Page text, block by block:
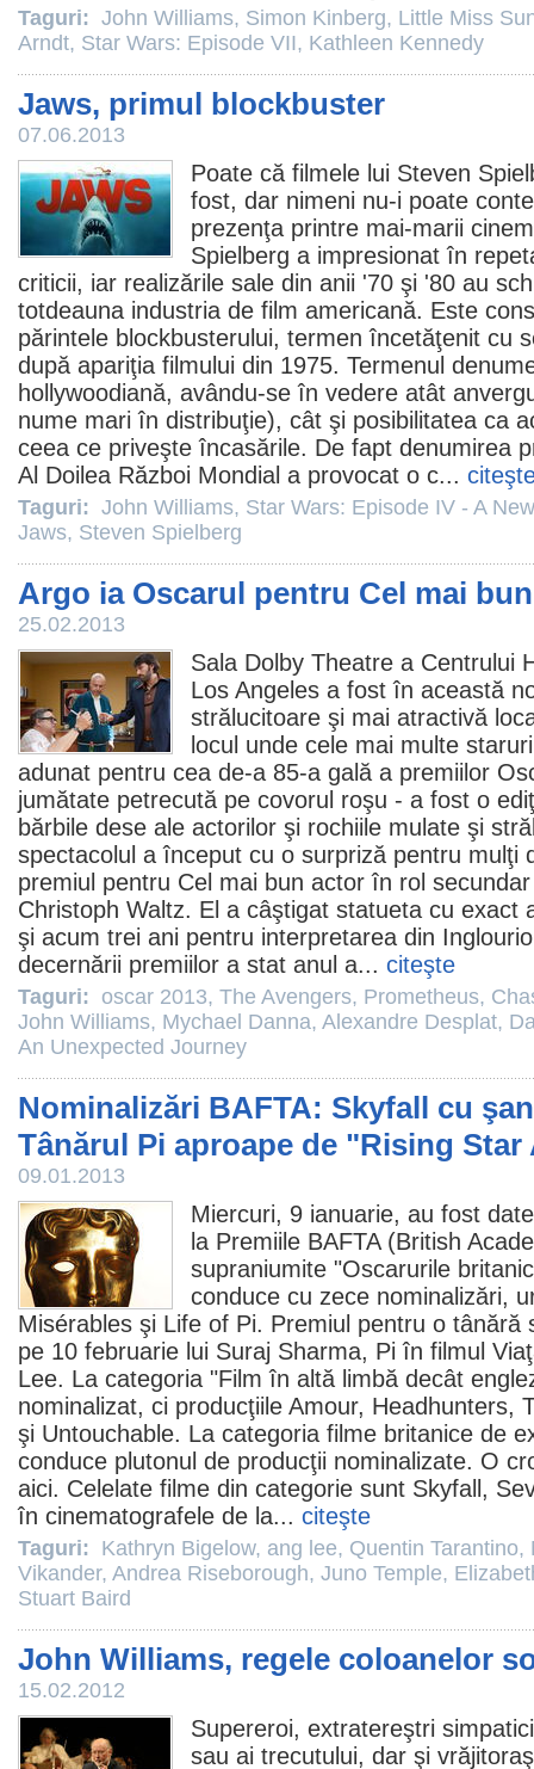
Taguri: John Williams, Simon Kinberg, Little Miss
Arndt, Star Wars: Episode VII, Kathleen Kennedy
Jaws, primul blockbuster
07.06.2013
Poate că filmele lui Steven
fost, dar nimeni nu-i poate
prezenţa printre mai-marii
Spielberg a impresionat în
criticii, iar realizările sale din anii '70 şi '80 au
totdeauna industria de film americană. Este
părintele blockbusterului, termen încetăţenit cu
după apariţia filmului din 1975. Termenul
hollywoodiană, avându-se în vedere atât
nume mari în distribuţie), cât şi posibilitatea ca
ceea ce priveşte încasările. De fapt denumirea
Al Doilea Război Mondial a provocat o c...
Taguri: John Williams, Star Wars: Episode IV - A
Jaws, Steven Spielberg
Argo ia Oscarul pentru Cel mai
25.02.2013
Sala Dolby Theatre a Centrului
Los Angeles a fost în această
strălucitoare şi mai atractivă
locul unde cele mai multe
adunat pentru cea de-a 85-a gală a premiilor
jumătate petrecută pe covorul roşu - a fost o
bărbile dese ale actorilor şi rochiile mulate şi
spectacolul a început cu o surpriză pentru mulţi
premiul pentru Cel mai bun actor în rol
Christoph Waltz. El a câştigat statueta cu exact
şi acum trei ani pentru interpretarea din
decernării premiilor a stat anul a... citeşte
Taguri: oscar 2013, The Avengers, Prometheus,
John Williams, Mychael Danna, Alexandre Desplat,
An Unexpected Journey
Nominalizări BAFTA: Skyfall cu
Tânărul Pi aproape de "Rising Star
09.01.2013
Miercuri, 9 ianuarie, au fost
la Premiile BAFTA (British
supraniumite "Oscarurile
conduce cu zece nominalizări,
Misérables şi Life of Pi. Premiul pentru o tânără
pe 10 februarie lui Suraj Sharma, Pi în filmul
Lee. La categoria "Film în altă limbă decât
nominalizat, ci producţiile Amour, Headhunters,
şi Untouchable. La categoria filme britanice de
conduce plutonul de producţii nominalizate. O
aici. Celelate filme din categorie sunt Skyfall ,
în cinematografele de la... citeşte
Taguri: Kathryn Bigelow, ang lee, Quentin Tarantino,
Vikander, Andrea Riseborough, Juno Temple,
Stuart Baird
John Williams, regele coloanelor
15.02.2012
Supereroi, extratereştri
sau ai trecutului, dar şi